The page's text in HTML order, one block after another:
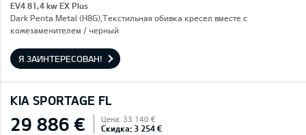
EV4 81,4 kw EX Plus
Dark Penta Metal (H8G),Текстильная обивка кресел вместе с
кожезаменителем / черный
Я ЗАИНТЕРЕСОВАН!
KIA SPORTAGE FL
29 886 € Цена: 33 140 €
Скидка: 3 254 €